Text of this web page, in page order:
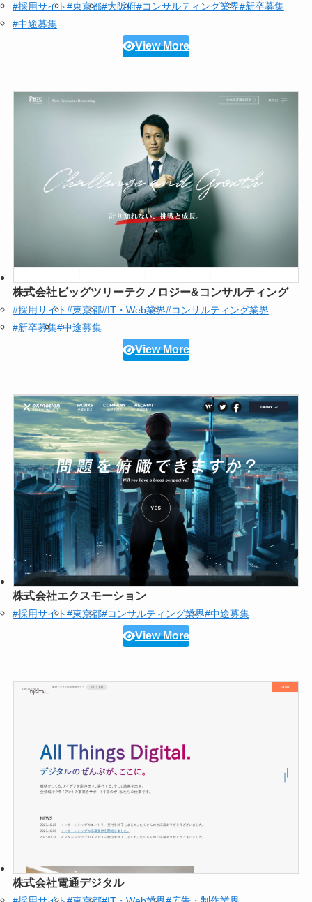
#採用サイト#東京都#大阪府#コンサルティング業界#新卒募集
#中途募集
View More
株式会社ビッグツリーテクノロジー&コンサルティング
#採用サイト#東京都#IT・Web業界#コンサルティング業界
#新卒募集#中途募集
View More
株式会社エクスモーション
#採用サイト#東京都#コンサルティング業界#中途募集
View More
株式会社電通デジタル